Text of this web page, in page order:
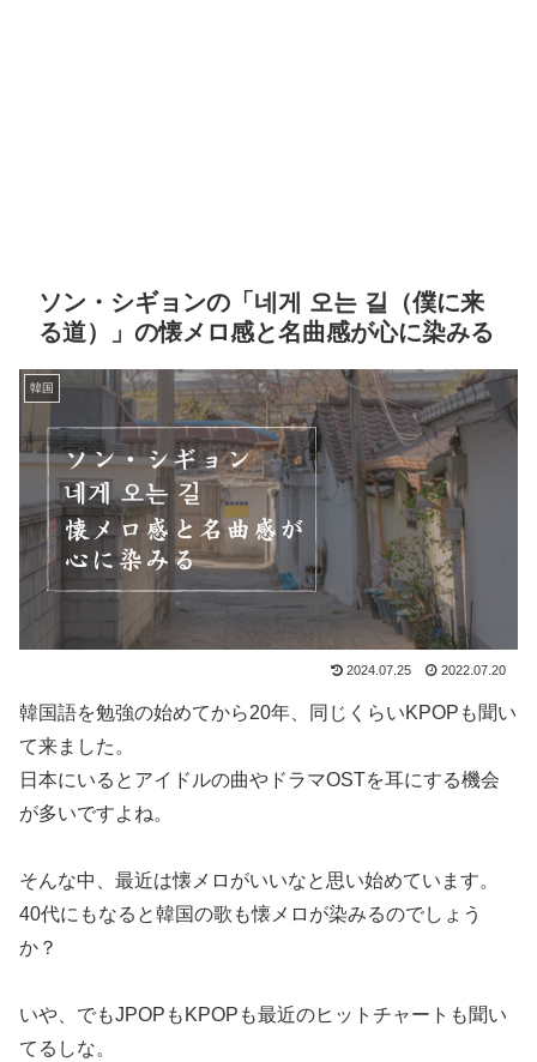
ソン・シギョンの「네게 오는 길（僕に来
る道）」の懐メロ感と名曲感が心に染みる
韓国
2024.07.25 2022.07.20
韓国語を勉強の始めてから20年、同じくらいKPOPも聞い
て来ました。
日本にいるとアイドルの曲やドラマOSTを耳にする機会
が多いですよね。
そんな中、最近は懐メロがいいなと思い始めています。
40代にもなると韓国の歌も懐メロが染みるのでしょう
か？
いや、でもJPOPもKPOPも最近のヒットチャートも聞い
てるしな。